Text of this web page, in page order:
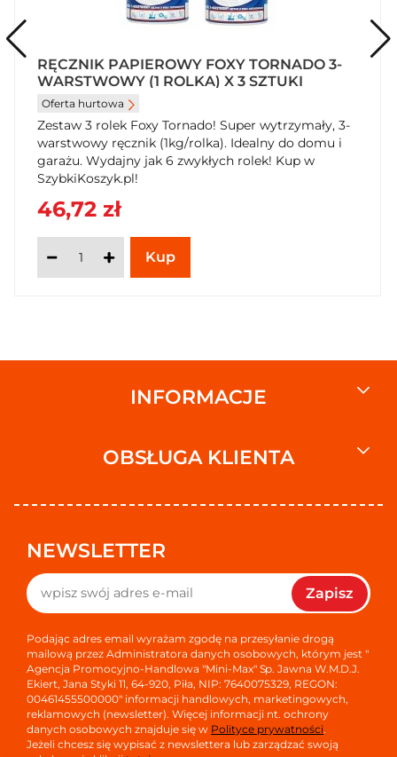
RĘCZNIK PAPIEROWY FOXY TORNADO 3-
WARSTWOWY (1 ROLKA) X 3 SZTUKI
Oferta hurtowa
Zestaw 3 rolek Foxy Tornado! Super wytrzymały, 3-
warstwowy ręcznik (1kg/rolka). Idealny do domu i
garażu. Wydajny jak 6 zwykłych rolek! Kup w
SzybkiKoszyk.pl!
46,72 zł
INFORMACJE
OBSŁUGA KLIENTA
NEWSLETTER
Zapisz
Podając adres email wyrażam zgodę na przesyłanie drogą
mailową przez Administratora danych osobowych, którym jest "
Agencja Promocyjno-Handlowa "Mini-Max" Sp. Jawna W.M.D.J.
Ekiert, Jana Styki 11, 64-920, Piła, NIP: 7640075329, REGON:
00461455500000" informacji handlowych, marketingowych,
reklamowych (newsletter). Więcej informacji nt. ochrony
danych osobowych znajduje się w Polityce prywatności.
Jeżeli chcesz się wypisać z newslettera lub zarządzać swoją